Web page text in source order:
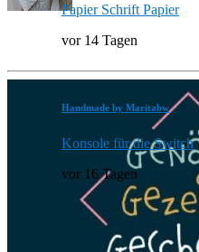
Papier Schrift Papier
vor 14 Tagen
Handmade by Maritabw
Konsole für die Switch
vor 16 Tagen